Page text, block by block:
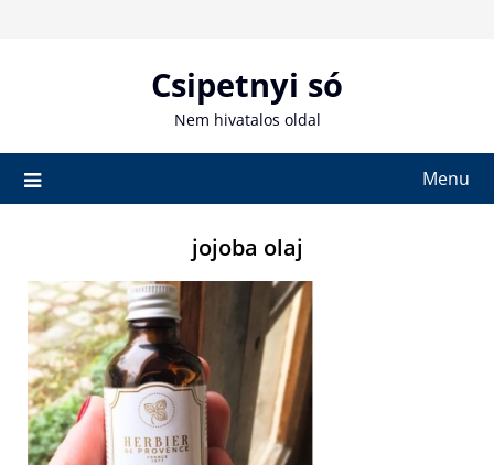
Csipetnyi só
Nem hivatalos oldal
Menu
jojoba olaj